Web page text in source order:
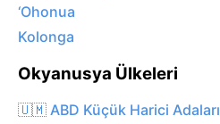
‘Ohonua
Kolonga
Okyanusya Ülkeleri
🇺🇲 ABD Küçük Harici Adaları